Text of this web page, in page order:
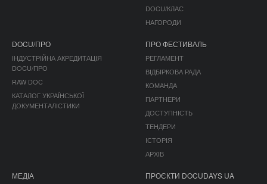
DOCU/КЛАС
НАГОРОДИ
DOCU/ПРО
ІНДУСТРІЙНА АКРЕДИТАЦІЯ
DOCU/ПРО
RAW DOC
КАТАЛОГ УКРАЇНСЬКОЇ
ДОКУМЕНТАЛІСТИКИ
ПРО ФЕСТИВАЛЬ
РЕГЛАМЕНТ
ВІДБІРКОВА РАДА
КОМАНДА
ПАРТНЕРИ
ДОСТУПНІСТЬ
ТЕНДЕРИ
ІСТОРІЯ
АРХІВ
МЕДІА ПРОЄКТИ DOCUDAYS UA